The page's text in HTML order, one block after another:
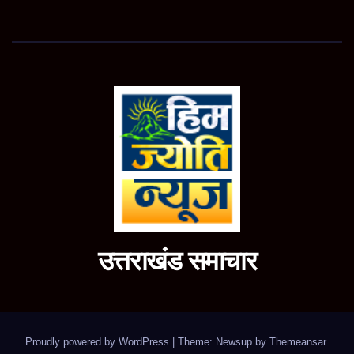
उत्तराखंड समाचार
Proudly powered by WordPress Theme: Newsup by Themeansar.